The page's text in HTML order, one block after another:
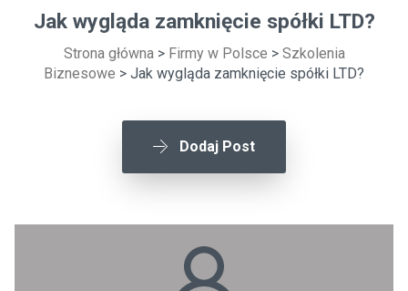
Jak wygląda zamknięcie spółki LTD?
Strona główna> Firmy w Polsce > Szkolenia
Biznesowe > Jak wygląda zamknięcie spółki LTD?
Dodaj Post